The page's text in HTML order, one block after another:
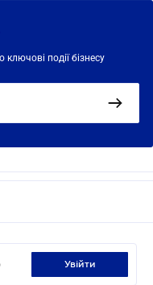
події бізнесу
увійти